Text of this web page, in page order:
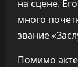
на сцене.
много
звание
Помимо